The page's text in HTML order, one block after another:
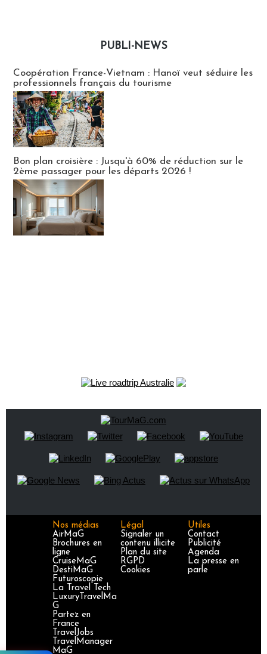
PUBLI-NEWS
Coopération France-Vietnam : Hanoï veut séduire les
professionnels français du tourisme
Bon plan croisière : Jusqu'à 60% de réduction sur le
2ème passager pour les départs 2026 !
Nos médias
AirMaG
Brochures en
ligne
CruiseMaG
DestiMaG
Futuroscopie
La Travel Tech
LuxuryTravelMa
G
Partez en
France
TravelJobs
TravelManager
MaG
Légal
Signaler un
contenu illicite
Plan du site
RGPD
Cookies
Utiles
Contact
Publicité
Agenda
La presse en
parle